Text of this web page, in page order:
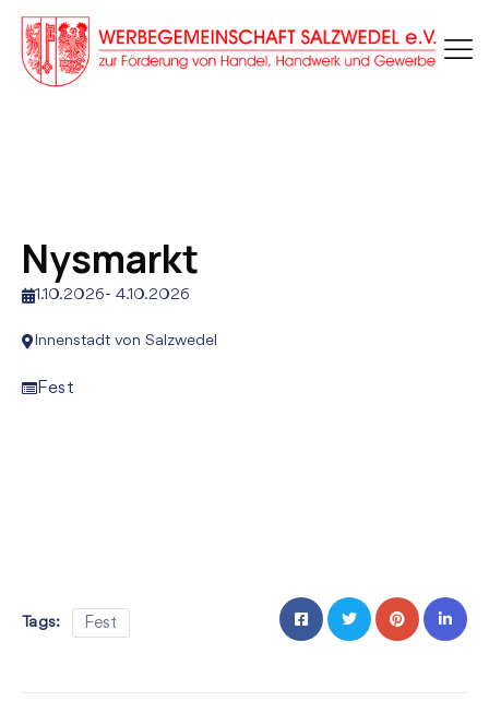
Nysmarkt
1.10.2026- 4.10.2026
Innenstadt von Salzwedel
Fest
Tags: Fest